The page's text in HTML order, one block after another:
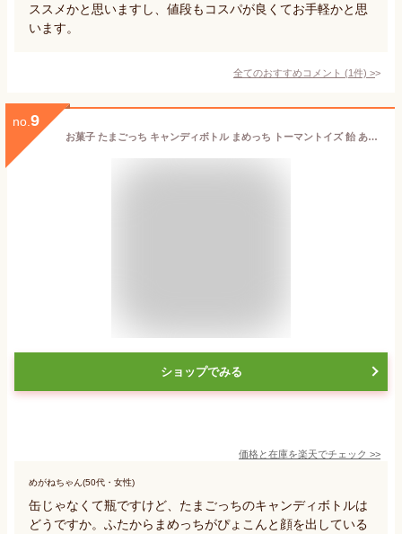
ススメかと思いますし、値段もコスパが良くてお手軽かと思
います。
全てのおすすめコメント (1件) >
no. 9
お菓子 たまごっち キャンディボトル まめっち トーマントイズ 飴 あめ 置物 マシュマロポップ
ショップでみる
価格と在庫を楽天でチェック >>
めがねちゃん(50代・女性)
缶じゃなくて瓶ですけど、たまごっちのキャンディボトルは
どうですか。ふたからまめっちがぴょこんと顔を出している